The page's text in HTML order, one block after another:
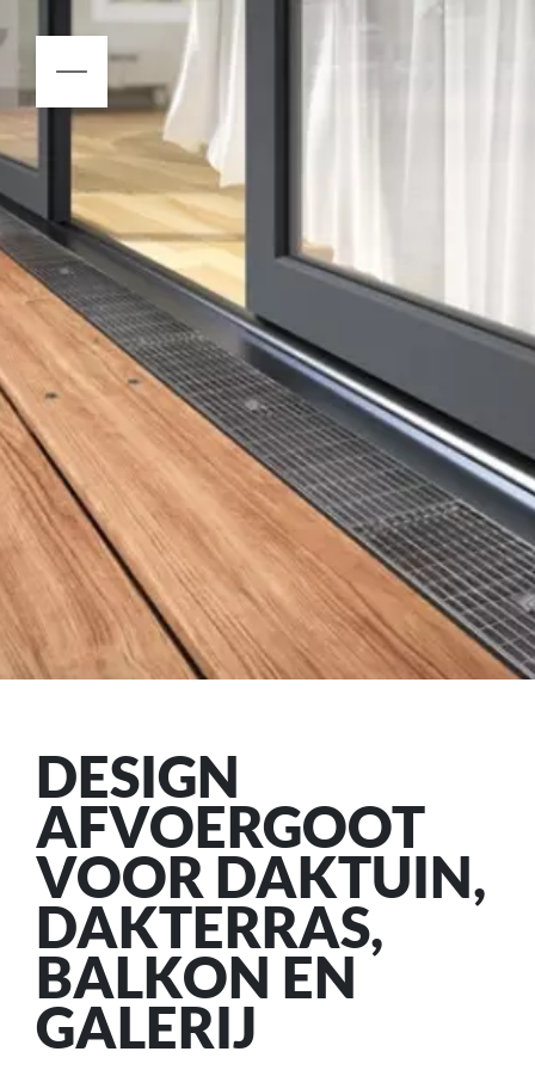
DESIGN
AFVOERGOOT
VOOR DAKTUIN,
DAKTERRAS,
BALKON EN
GALERIJ